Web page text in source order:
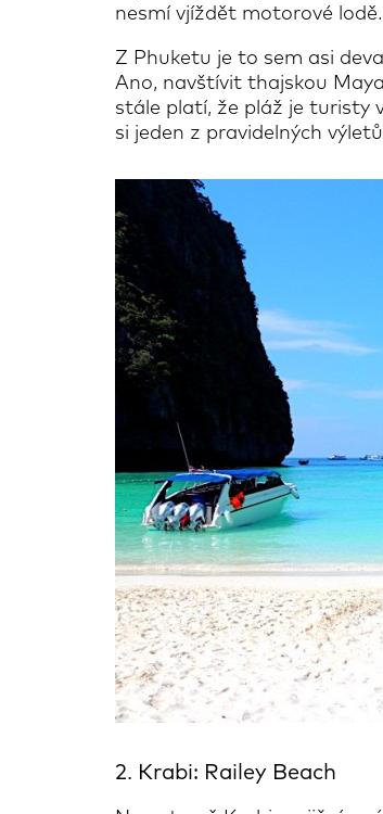
nesmí vjíždět motorové lodě.
Z Phuketu je to sem asi
Ano, navštívit thajskou
stále platí, že pláž je turisty
si jeden z pravidelných
2. Krabi: Railey Beach